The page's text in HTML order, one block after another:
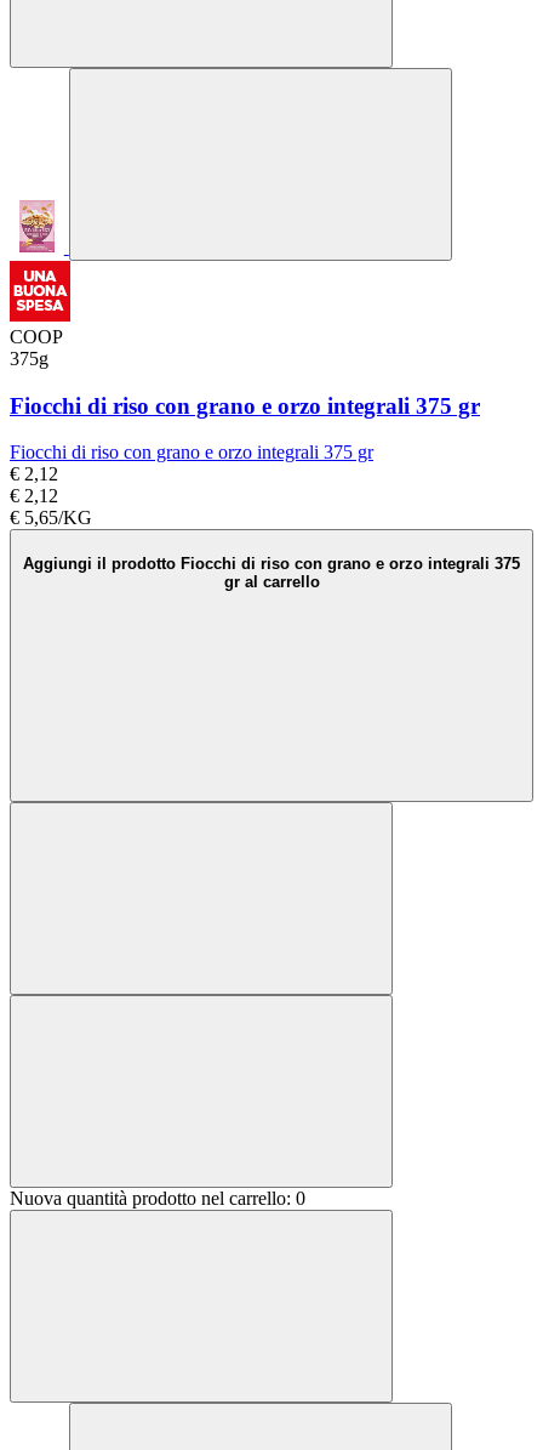
COOP
375g
Fiocchi di riso con grano e orzo integrali 375 gr
Fiocchi di riso con grano e orzo integrali 375 gr
€ 2,12
€ 2,12
€ 5,65/KG
Aggiungi il prodotto Fiocchi di riso con grano e orzo integrali 375
gr al carrello
Nuova quantità prodotto nel carrello: 0